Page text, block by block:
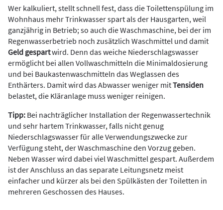
Wer kalkuliert, stellt schnell fest, dass die Toilettenspülung im
Wohnhaus mehr Trinkwasser spart als der Hausgarten, weil
ganzjährig in Betrieb; so auch die Waschmaschine, bei der im
Regenwasserbetrieb noch zusätzlich Waschmittel und damit
Geld gespartwird. Denn das weiche Niederschlagswasser
ermöglicht bei allen Vollwaschmitteln die Minimaldosierung
und bei Baukastenwaschmitteln das Weglassen des
Enthärters. Damit wird das Abwasser weniger mitTensiden
belastet, die Kläranlage muss weniger reinigen.
Tipp: Bei nachträglicher Installation der Regenwassertechnik
und sehr hartem Trinkwasser, falls nicht genug
Niederschlagswasser für alle Verwendungszwecke zur
Verfügung steht, der Waschmaschine den Vorzug geben.
Neben Wasser wird dabei viel Waschmittel gespart. Außerdem
ist der Anschluss an das separate Leitungsnetz meist
einfacher und kürzer als bei den Spülkästen der Toiletten in
mehreren Geschossen des Hauses.